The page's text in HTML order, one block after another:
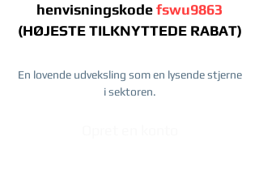
henvisningskodefswu9863
(HØJESTE TILKNYTTEDE RABAT)
En lovende udveksling som en lysende stjerne
i sektoren.